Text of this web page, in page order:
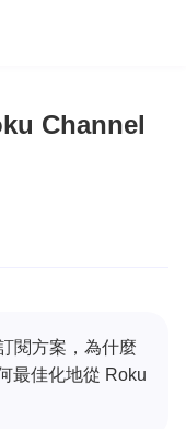
Channel
閱方案，為什麼
最佳化地從 Roku